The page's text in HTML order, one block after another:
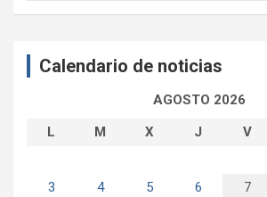
Calendario de noticias
AGOSTO 2026
L
M X J V
3
4 5 6 7